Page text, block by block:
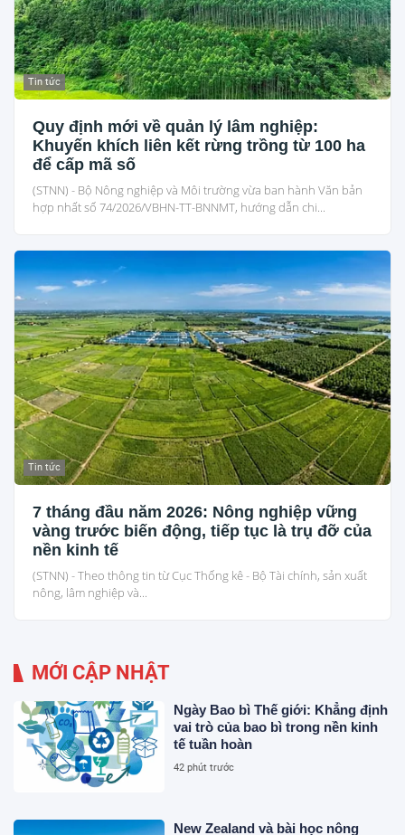
Tin tức
Quy định mới về quản lý lâm nghiệp:
Khuyến khích liên kết rừng trồng từ 100 ha
để cấp mã số
(STNN) - Bộ Nông nghiệp và Môi trường vừa ban hành Văn bản
hợp nhất số 74/2026/VBHN-TT-BNNMT, hướng dẫn chi...
Tin tức
7 tháng đầu năm 2026: Nông nghiệp vững
vàng trước biến động, tiếp tục là trụ đỡ của
nền kinh tế
(STNN) - Theo thông tin từ Cục Thống kê - Bộ Tài chính, sản xuất
nông, lâm nghiệp và...
MỚI CẬP NHẬT
Ngày Bao bì Thế giới: Khẳng định
vai trò của bao bì trong nền kinh
tế tuần hoàn
42 phút trước
New Zealand và bài học nông